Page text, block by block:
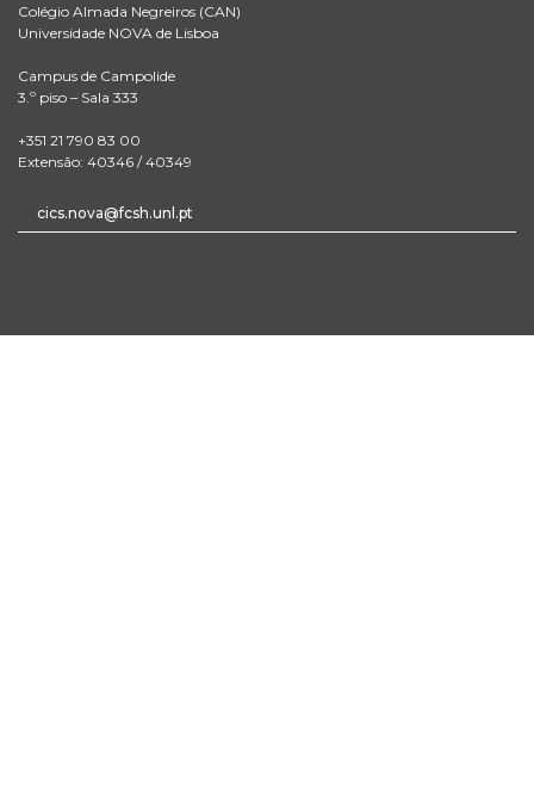
Colégio Almada Negreiros (CAN)
Universidade NOVA de Lisboa
Campus de Campolide
3.º piso – Sala 333
+351 21 790 83 00
Extensão: 40346 / 40349
cics.nova@fcsh.unl.pt